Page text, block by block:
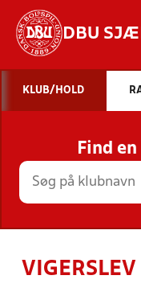
DBU
STILLINGER,
KLUB/HOLD
Find